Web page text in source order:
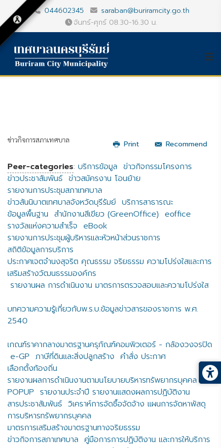
044602345
saraban@buriramcity.go.th
จันทร์-ศุกร์ 08.30-16.30 น.
Print Recommend
ข่าวกิจการสภาเทศบาล
Peer-categories: บริการข้อมูล ข่าวกิจกรรมโครงการ
ข่าวประชาสัมพันธ์ ข่าวสมัครงาน โอนย้าย
รายงานการประชุมสภาเทศบาล
ข่าวสันนิบาตเทศบาลจังหวัดบุรีรัมย์ บริการสาธารณะ
ข้อมูลพื้นฐาน สำนักงานสีเขียว (GreenOffice) eoffice
รางวัลแห่งความสำเร็จ eBook
รายงานการประชุมผู้บริหารและหัวหน้าส่วนราชการ
สถิติข้อมูลการบริการ
ประกาศเจตจำนงสุจริต คุณธรรม จริยธรรม ความโปร่งใสและการ
เสริมสร้างวัฒนธรรมองค์กร
รายงานผล การดำเนินงาน มาตรการตรวจสอบและความโปร่งใส
บทความความรู้เกี่ยวกับพ.ร.บ.ข้อมูลข่าวสารของราชการ พ.ศ.
2540
เกณฑ์ราคากลางมาตรฐานครุภัณฑ์คอมพิวเตอร์ - กล้องวงจรปิด
e-GP ภาษีที่ดินและสิ่งปลูกสร้าง คำสั่ง ประกาศ
เลือกตั้งท้องถิ่น
รายงานผลการดำเนินงานตามนโยบายบริหารทรัพยากรบุคคล
POPUP รายงานประจำปี รายงานแสดงผลการปฏิบัติงาน
สารประชาสัมพันธ์ วิเคราห์การจัดซื้อจัดจ้าง แผนการจัดหาพัสดุ
การบริหารทรัพยากรบุคคล
มาตรการเสริมสร้างมาตรฐานทางจริยธรรม
ข่าวกิจการสภาเทศบาล คู่มือการการปฏิบัติงาน และการให้บริการ